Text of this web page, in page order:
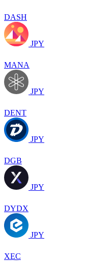
DASH
JPY
MANA
JPY
DENT
JPY
DGB
JPY
DYDX
JPY
XEC